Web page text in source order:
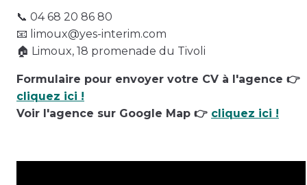
📞 04 68 20 86 80
📧 limoux@yes-interim.com
🏠 Limoux, 18 promenade du Tivoli
Formulaire pour envoyer votre CV à l'agence 👉
cliquez ici !
Voir l'agence sur Google Map 👉 cliquez ici !